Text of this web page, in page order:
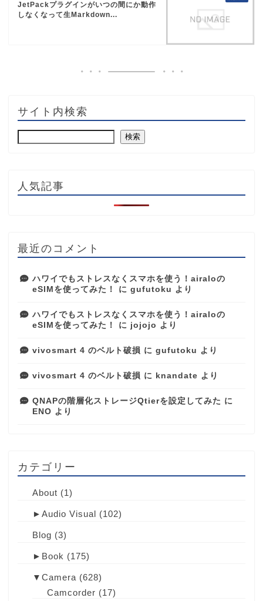
JetPackプラグインがいつの間にか動作
しなくなって生Markdown...
サイト内検索
検索
人気記事
最近のコメント
ハワイでもストレスなくスマホを使う！airaloの
eSIMを使ってみた！
に gufutoku より
ハワイでもストレスなくスマホを使う！airaloの
eSIMを使ってみた！
に jojojo より
vivosmart 4 のベルト破損 に gufutoku より
vivosmart 4 のベルト破損 に knandate より
QNAPの階層化ストレージQtierを設定してみた に
ENO より
カテゴリー
About (1)
► Audio Visual (102)
Blog (3)
► Book (175)
▼ Camera (628)
Camcorder (17)